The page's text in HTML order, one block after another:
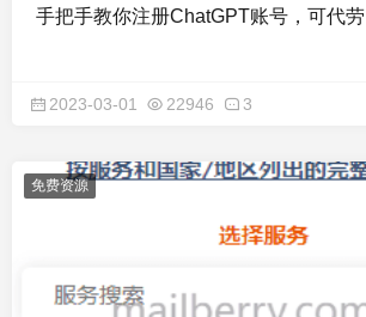
手把手教你注册ChatGPT账号，可代劳
2023-03-01 22946 3
免费资源